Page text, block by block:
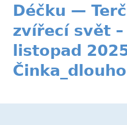
Déčku —
zvířecí svět –
listopad